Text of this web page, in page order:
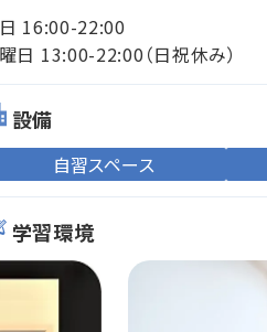
16:00-22:00
日 13:00-22:00（日祝休み）
設備
自習スペース
学習環境